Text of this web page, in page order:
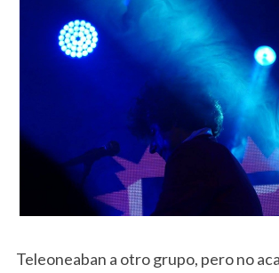
Teleoneaban a otro grupo, pero no